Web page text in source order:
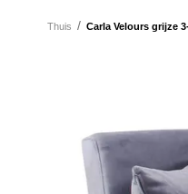
Thuis Carla Velours grijze
afbeeldingen-